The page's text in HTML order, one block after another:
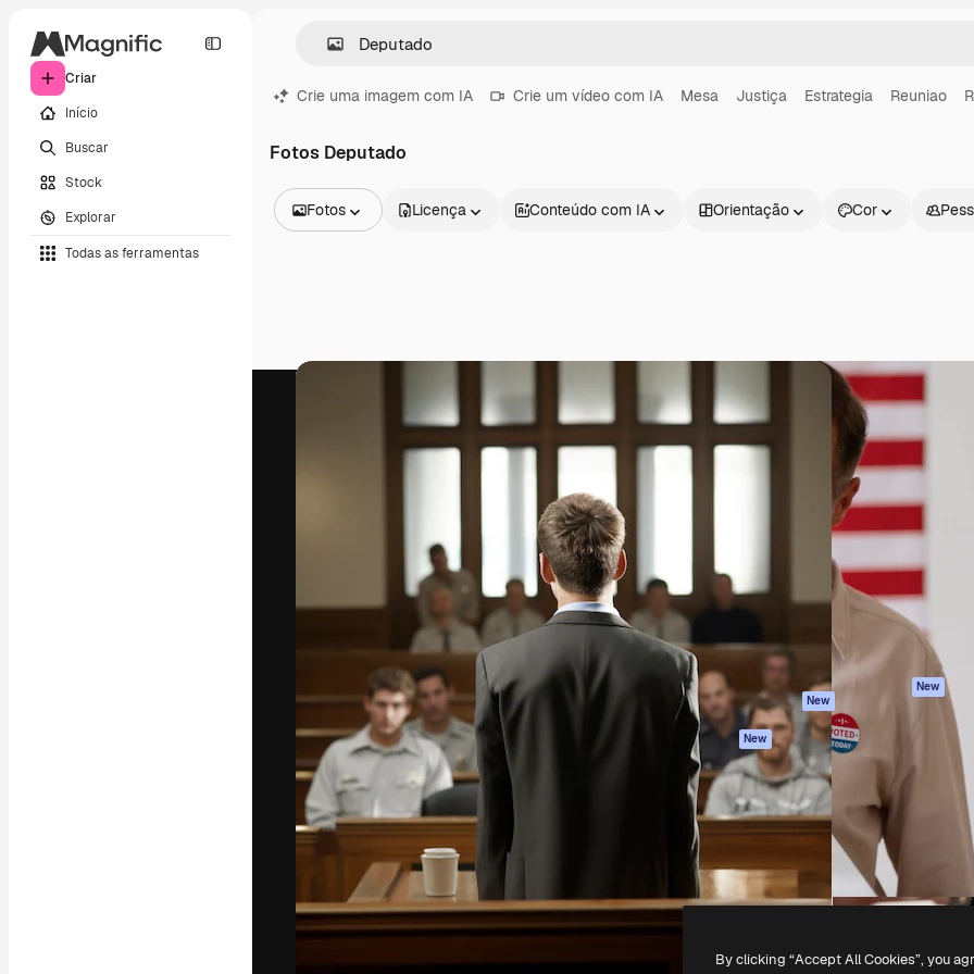
Criar
Início
Buscar
Stock
Explorar
Todas as ferramentas
Crie uma imagem com IA Crie um vídeo com IA Mesa Justiça Estrategia Reuniao
Fotos Deputado
Fotos
Vídeos
Modelos de vídeos
Licença Conteúdo com IA Orientação Cor
A plataforma criativa para você direcionar
seu melhor trabalho. Mais de 1 milhão de
assinantes entre criativos, empresas,
agências e estúdios.
Português
Produtos
imagens
Gerador de vídeos
Conteúdo de stock
MCP para
Claude/ChatGPT
New
Agentes New
API
App móvel
Todas as
ferramentas
Começar
Academy
Documentação
Atendimento
Termos e
condições
Política de
privacidade
New
Política de cookies
Central de
confiabilidade
Afiliados
Empresas
Copyright © 2010-2026Freepik Company S.L.U.Todos os direitos reservados.
By clicking “Accept All Cookies”, you